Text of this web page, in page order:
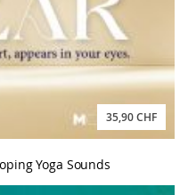
35,90 CHF
Yoga Sounds